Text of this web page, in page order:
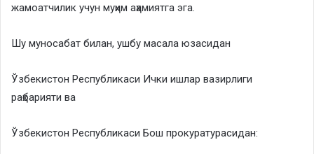
жамоатчилик учун муҳим аҳамиятга эга.
Шу муносабат билан, ушбу масала юзасидан
Ўзбекистон Республикаси Ички ишлар вазирлиги
раҳбарияти ва
Ўзбекистон Республикаси Бош прокуратурасидан: